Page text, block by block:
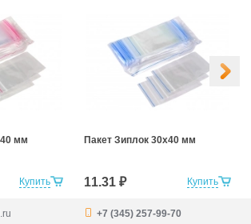
Купить
мм
Купить
Пакет Зиплок 30х40 мм
11.31 ₽
+7 (345) 257-99-70